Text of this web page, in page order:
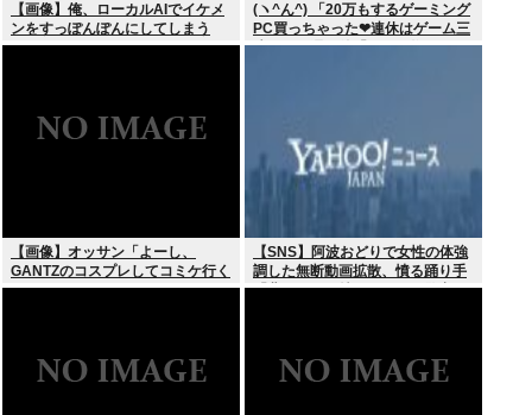
【画像】俺、ローカルAIでイケメ
ンをすっぽんぽんにしてしまう
www
(ヽ^ん^) 「20万もするゲーミング
PC買っちゃった❤連休はゲーム三
昧だ」一週間後「お届け物でー
【画像】オッサン「よーし、
GANTZのコスプレしてコミケ行く
かー」
【SNS】阿波おどりで女性の体強
調した無断動画拡散、憤る踊り手
「悲しいし気持ち悪い」…警察へ